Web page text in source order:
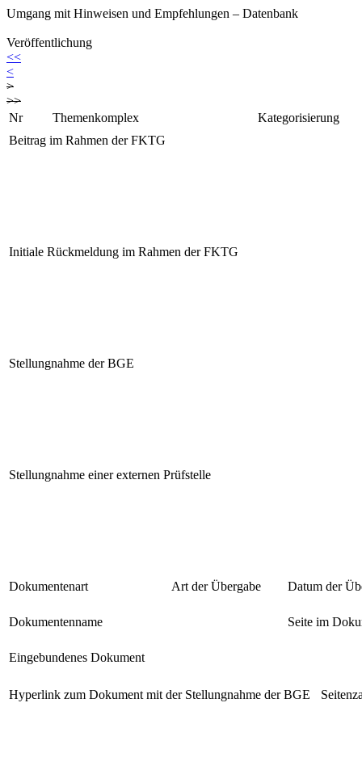
Umgang mit Hinweisen und Empfehlungen – Datenbank
Veröffentlichung
<<
<
>
>>
Nr
Themenkomplex
Kategorisierung
Beitrag im Rahmen der FKTG
Initiale Rückmeldung im Rahmen der FKTG
Stellungnahme der BGE
Stellungnahme einer externen Prüfstelle
Dokumentenart Art der Übergabe Datum der
Dokumentenname Seite im
Eingebundenes Dokument
Hyperlink zum Dokument mit der Stellungnahme der BGE